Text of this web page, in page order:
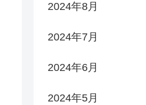
2024年8月
2024年7月
2024年6月
2024年5月